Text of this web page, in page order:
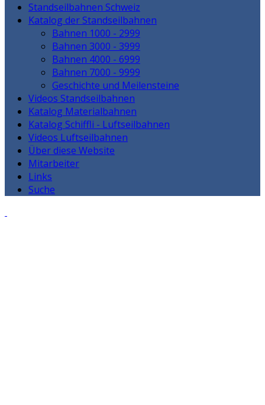
Standseilbahnen Schweiz
Katalog der Standseilbahnen
Bahnen 1000 - 2999
Bahnen 3000 - 3999
Bahnen 4000 - 6999
Bahnen 7000 - 9999
Geschichte und Meilensteine
Videos Standseilbahnen
Katalog Materialbahnen
Katalog Schiffli - Luftseilbahnen
Videos Luftseilbahnen
Über diese Website
Mitarbeiter
Links
Suche